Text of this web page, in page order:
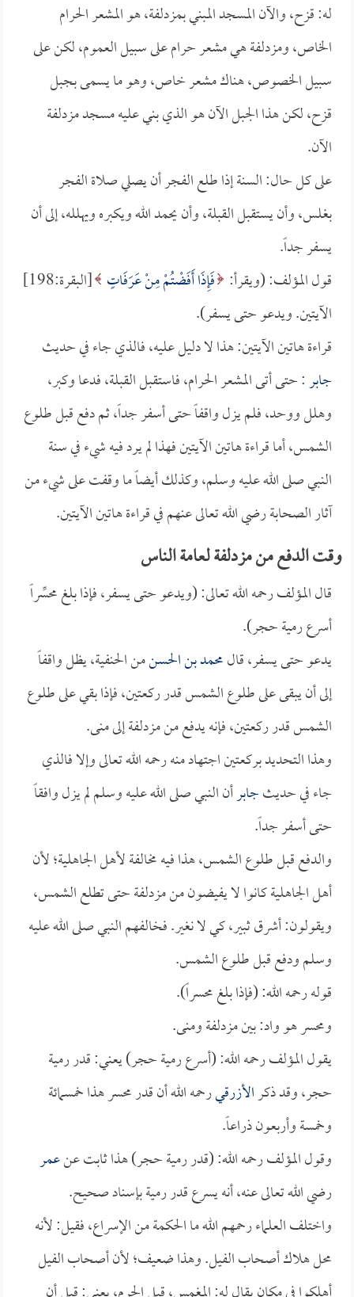
له: قزح، والآن المسجد المبني بمزدلفة، هو المشعر الحرام
الخاص، ومزدلفة هي مشعر حرام على سبيل العموم، لكن على
سبيل الخصوص، هناك مشعر خاص، وهو ما يسمى بجبل
قزح، لكن هذا الجبل الآن هو الذي بني عليه مسجد مزدلفة
الآن.
على كل حال: السنة إذا طلع الفجر أن يصلي صلاة الفجر
بغلس، وأن يستقبل القبلة، وأن يحمد الله ويكبره ويهلله، إلى أن
يسفر جداً.
قول المؤلف: (ويقرأ: فَإِذَا أَفَضْتُمْ مِنْ عَرَفَاتٍ
[البقرة:198]
الآيتين. ويدعو حتى يسفر).
قراءة هاتين الآيتين: هذا لا دليل عليه، فالذي جاء في حديث
جابر: حتى أتى المشعر الحرام، فاستقبل القبلة، فدعا وكبر،
وهلل ووحد، فلم يزل واقفاً حتى أسفر جداً، ثم دفع قبل طلوع
الشمس، أما قراءة هاتين الآيتين فهذا لم يرد فيه شيء في سنة
النبي صلى الله عليه وسلم، وكذلك أيضاً ما وقفت على شيء من
آثار الصحابة رضي الله تعالى عنهم في قراءة هاتين الآيتين.
وقت الدفع من مزدلفة لعامة الناس
قال المؤلف رحمه الله تعالى: (ويدعو حتى يسفر، فإذا بلغ محسِّراً
أسرع رمية حجر).
يدعو حتى يسفر، قالمحمد بن الحسنمن الحنفية، يظل واقفاً
إلى أن يبقى على طلوع الشمس قدر ركعتين، فإذا بقي على طلوع
الشمس قدر ركعتين، فإنه يدفع من مزدلفة إلى منى.
وهذا التحديد بركعتين اجتهاد منه رحمه الله تعالى وإلا فالذي
جاء في حديثجابرأن النبي صلى الله عليه وسلم لم يزل وافقاً
حتى أسفر جداً.
والدفع قبل طلوع الشمس، هذا فيه مخالفة لأهل الجاهلية؛ لأن
أهل الجاهلية كانوا لا يفيضون من مزدلفة حتى تطلع الشمس،
ويقولون: أشرق ثبير، كي لا نغير. فخالفهم النبي صلى الله عليه
وسلم ودفع قبل طلوع الشمس.
قوله رحمه الله: (فإذا بلغ محسراً).
ومحسر هو واد: بين مزدلفة ومنى.
يقول المؤلف رحمه الله: (أسرع رمية حجر) يعني: قدر رمية
حجر، وقد ذكرالأزرقيرحمه الله أن قدر محسر هذا خمسمائة
وخمسة وأربعون ذراعاً.
وقول المؤلف رحمه الله: (قدر رمية حجر) هذا ثابت عنعمر
رضي الله تعالى عنه، أنه يسرع قدر رمية بإسناد صحيح.
واختلف العلماء رحمهم الله ما الحكمة من الإسراع، فقيل: لأنه
محل هلاك أصحاب الفيل. وهذا ضعيف؛ لأن أصحاب الفيل